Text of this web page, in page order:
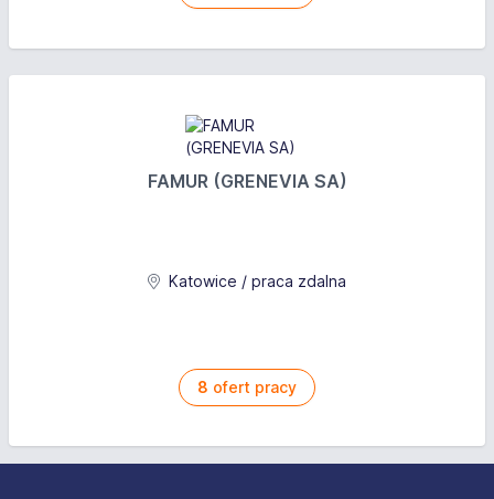
FAMUR (GRENEVIA SA)
Katowice / praca zdalna
8 ofert pracy